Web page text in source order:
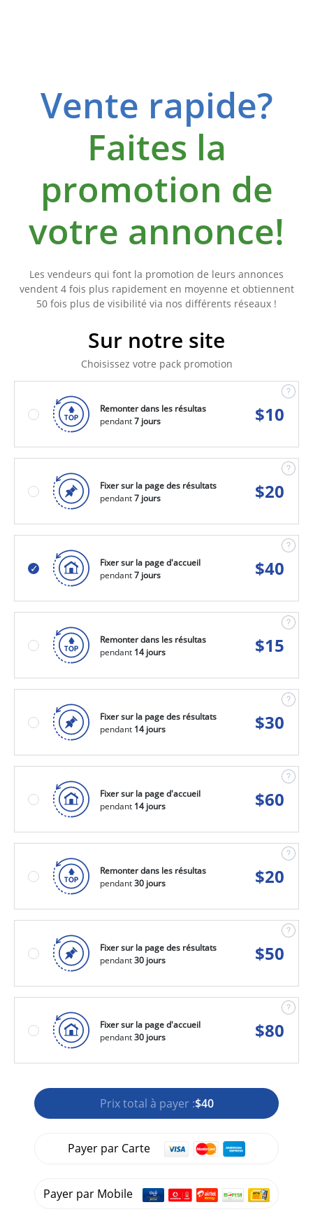
Vente rapide?
Faites la
promotion de
votre annonce!
Les vendeurs qui font la promotion de leurs annonces
vendent 4 fois plus rapidement en moyenne et obtiennent
50 fois plus de visibilité via nos différents réseaux !
Sur notre site
Choisissez votre pack promotion
Remonter dans les résultas
pendant7 jours $10
Fixer sur la page des résultats
pendant7 jours $20
Fixer sur la page d'accueil
pendant7 jours $40
Remonter dans les résultas
pendant 14 jours $15
Fixer sur la page des résultats
pendant 14 jours $30
Fixer sur la page d'accueil
pendant 14 jours $60
Remonter dans les résultas
pendant30 jours $20
Fixer sur la page des résultats
pendant30 jours $50
Fixer sur la page d'accueil
pendant30 jours $80
Prix total à payer :$40
Payer par Carte
Payer par Mobile